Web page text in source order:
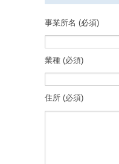
事業所名 (必須)
業種 (必須)
住所 (必須)